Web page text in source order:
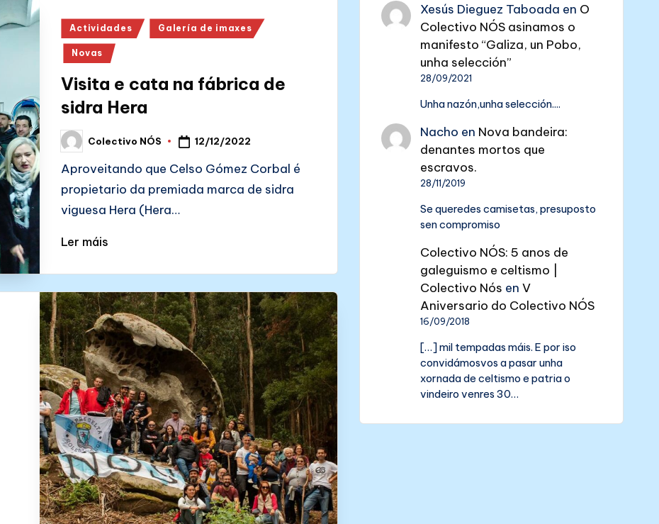
Posted
in
Actividades Galería de imaxes
Novas
Visita e cata na fábrica de
sidra Hera
Posted
by
Colectivo NÓS 12/12/2022
Aproveitando que Celso Gómez Corbal é
propietario da premiada marca de sidra
viguesa Hera (Hera…
Ler máis
Xesús Dieguez Taboada en O
Colectivo NÓS asinamos o
manifesto “Galiza, un Pobo,
unha selección”
28/09/2021
Unha nazón,unha selección....
Nacho en Nova bandeira:
denantes mortos que
escravos.
28/11/2019
Se queredes camisetas, presuposto
sen compromiso
Colectivo NÓS: 5 anos de
galeguismo e celtismo |
Colectivo Nós enV
Aniversario do Colectivo NÓS
16/09/2018
[…] mil tempadas máis. E por iso
convidámosvos a pasar unha
xornada de celtismo e patria o
vindeiro venres 30…